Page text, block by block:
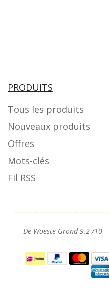
PRODUITS
Tous les produits
Nouveaux produits
Offres
Mots-clés
Fil RSS
De Woeste Grond9.2/10 -